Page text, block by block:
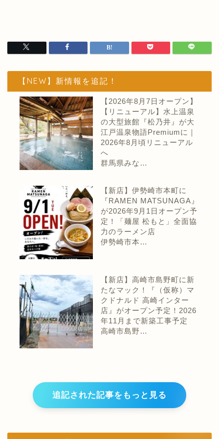
【NEW】新情報を追記！
【2026年8月7日オープン】
【リニューアル】水上温泉
の大型旅館『松乃井』が大
江戸温泉物語Premiumに｜
2026年8月頃リニューアル
へ
群馬県みな…
【新店】伊勢崎市本町に
『RAMEN MATSUNAGA』
が2026年9月1日オープン予
定！「麺屋 松もと」全面協
力のラーメン店
伊勢崎市本…
【新店】高崎市島野町に新
たなマック！『（仮称）マ
クドナルド 高崎インター
店』がオープン予定！2026
年11月まで新築工事予定
高崎市島野…
追記された記事をもっと見る